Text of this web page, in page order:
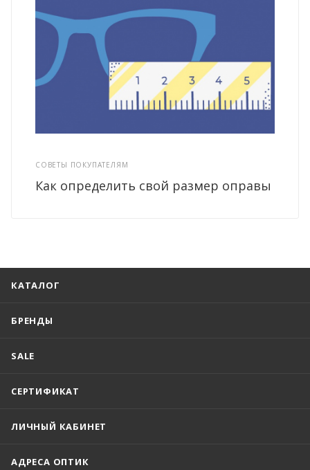
СОВЕТЫ ПОКУПАТЕЛЯМ
Как определить свой размер оправы
КАТАЛОГ
БРЕНДЫ
SALE
СЕРТИФИКАТ
ЛИЧНЫЙ КАБИНЕТ
АДРЕСА ОПТИК